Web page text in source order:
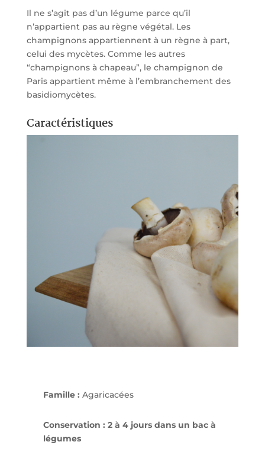
Il ne s’agit pas d’un légume parce qu’il
n’appartient pas au règne végétal. Les
champignons appartiennent à un règne à part,
celui des mycètes. Comme les autres
“champignons à chapeau”, le champignon de
Paris appartient même à l’embranchement des
basidiomycètes.
Caractéristiques
Famille : Agaricacées
Conservation : 2 à 4 jours dans un bac à
légumes